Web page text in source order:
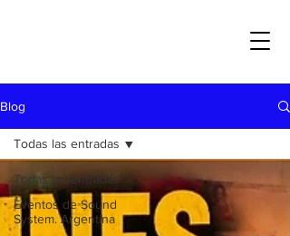
Blog
Todas las entradas
Eventos de Sound
System. Argentina
Todas las entradas